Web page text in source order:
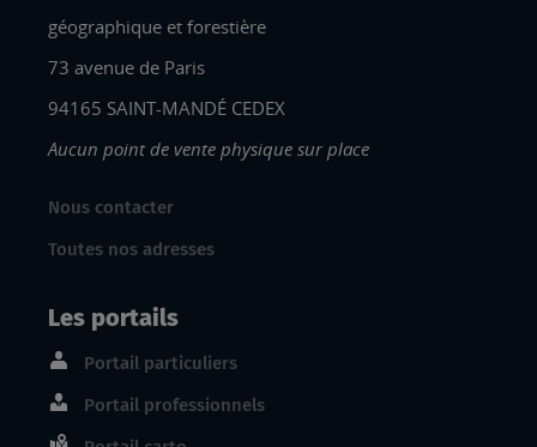
géographique et forestière
73 avenue de Paris
94165 SAINT-MANDÉ CEDEX
Aucun point de vente physique sur place
Nous contacter
Toutes nos adresses
Les portails
Portail particuliers
Portail professionnels